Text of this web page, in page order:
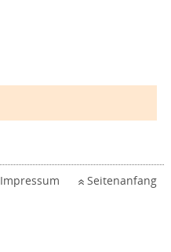
Impressum Seitenanfang